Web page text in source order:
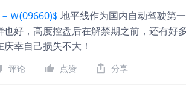
Ｗ(09660)$ 地平线作为国内自动驾驶第
也好，高度控盘后在解禁期之前，还有好
幸自己损失不大！
评论 点赞 分享